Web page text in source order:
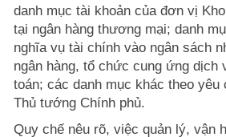
danh mục tài khoản của đơn vị
tại ngân hàng thương mại; danh
nghĩa vụ tài chính vào ngân sách
ngân hàng, tổ chức cung ứng dịch
toán; các danh mục khác theo yêu
Thủ tướng Chính phủ.
Quy chế nêu rõ, việc quản lý, vận